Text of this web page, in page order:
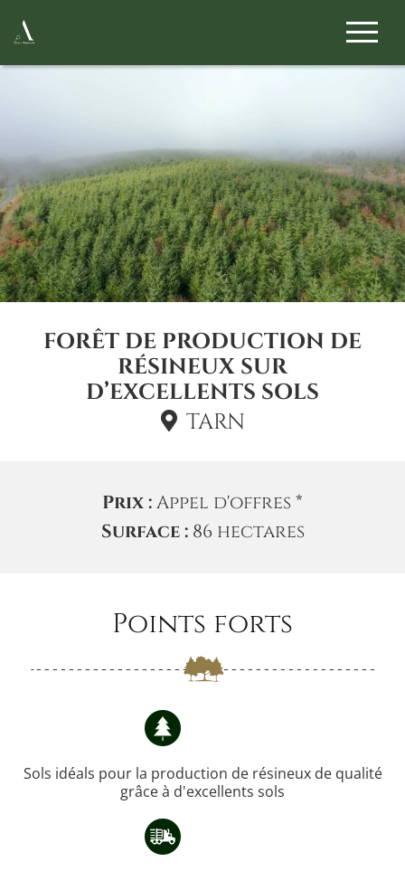
FORÊT DE PRODUCTION DE
RÉSINEUX SUR
D’EXCELLENTS SOLS
TARN
Prix :Appel d'offres *
Surface : 86 hectares
Points forts
Sols idéals pour la production de résineux de qualité
grâce à d'excellents sols